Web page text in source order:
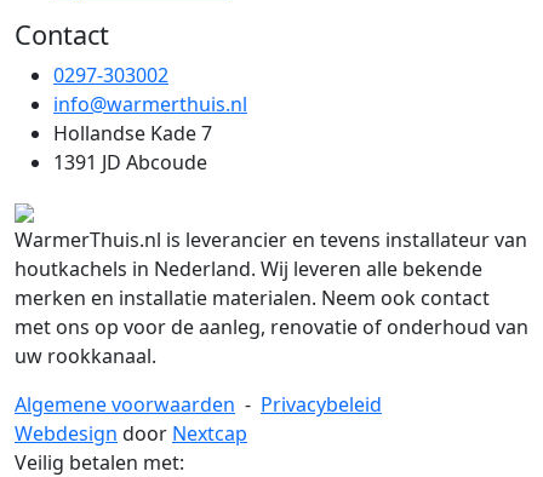
Contact
0297-303002
info@warmerthuis.nl
Hollandse Kade 7
1391 JD Abcoude
WarmerThuis.nl is leverancier en tevens installateur van
houtkachels in Nederland. Wij leveren alle bekende
merken en installatie materialen. Neem ook contact
met ons op voor de aanleg, renovatie of onderhoud van
uw rookkanaal.
Algemene voorwaarden - Privacybeleid
Webdesign door Nextcap
Veilig betalen met: